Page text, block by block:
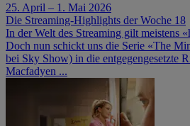
25. April – 1. Mai 2026
Die Streaming-Highlights der Woche 18
In der Welt des Streaming gilt meistens
Doch nun schickt uns die Serie «The
bei Sky Show) in die entgegengesetzte
Macfadyen ...